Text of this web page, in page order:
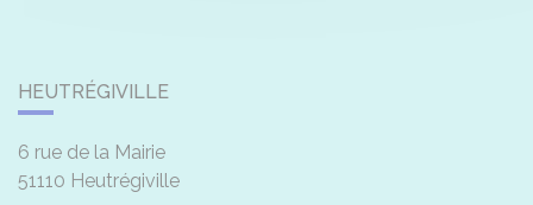
HEUTRÉGIVILLE
6 rue de la Mairie
51110 Heutrégiville